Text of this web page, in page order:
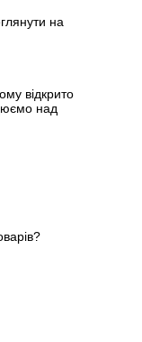
на
відкрито
над